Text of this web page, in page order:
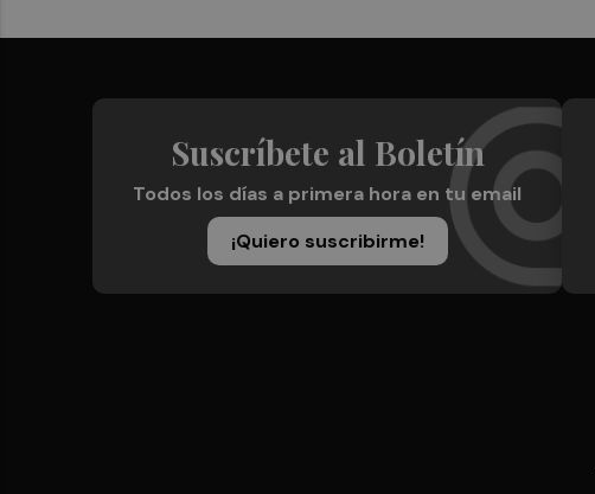
Suscríbete al Boletín
Todos los días a primera hora en tu email
¡Quiero suscribirme!